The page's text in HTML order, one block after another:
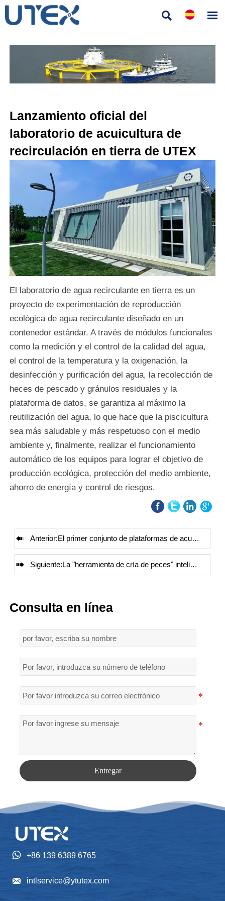
 
Lanzamiento oficial del
laboratorio de acuicultura de
recirculación en tierra de UTEX
El laboratorio de agua recirculante en tierra es un
proyecto de experimentación de reproducción
ecológica de agua recirculante diseñado en un
contenedor estándar. A través de módulos funcionales
como la medición y el control de la calidad del agua,
el control de la temperatura y la oxigenación, la
desinfección y purificación del agua, la recolección de
heces de pescado y gránulos residuales y la
plataforma de datos, se garantiza al máximo la
reutilización del agua, lo que hace que la piscicultura
sea más saludable y más respetuoso con el medio
ambiente y, finalmente, realizar el funcionamiento
automático de los equipos para lograr el objetivo de
producción ecológica, protección del medio ambiente,
ahorro de energía y control de riesgos.
 Anterior:El primer conjunto de plataformas de acuicultura en alta mar en aguas profundas "Mintou No. One" se puso en servicio con éxito en la provincia de Fujian.
 Siguiente:La "herramienta de cría de peces" inteligente de UTEX nada hacia las profundidades marinas
Consulta en línea
Entregar
 +86 139 6389 6765
 intlservice@ytutex.com